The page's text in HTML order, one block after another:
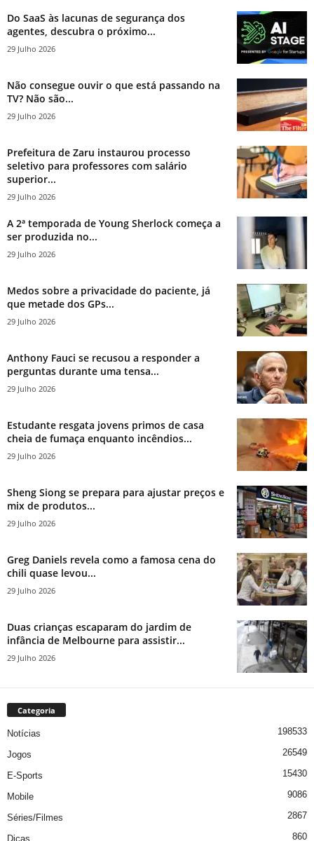
Do SaaS às lacunas de segurança dos
agentes, descubra o próximo...
29 Julho 2026
Não consegue ouvir o que está passando na
TV? Não são...
29 Julho 2026
Prefeitura de Zaru instaurou processo
seletivo para professores com salário
superior...
29 Julho 2026
A 2ª temporada de Young Sherlock começa a
ser produzida no...
29 Julho 2026
Medos sobre a privacidade do paciente, já
que metade dos GPs...
29 Julho 2026
Anthony Fauci se recusou a responder a
perguntas durante uma tensa...
29 Julho 2026
Estudante resgata jovens primos de casa
cheia de fumaça enquanto incêndios...
29 Julho 2026
Sheng Siong se prepara para ajustar preços e
mix de produtos...
29 Julho 2026
Greg Daniels revela como a famosa cena do
chili quase levou...
29 Julho 2026
Duas crianças escaparam do jardim de
infância de Melbourne para assistir...
29 Julho 2026
Categoria
Notícias 198533
Jogos 26549
E-Sports 15430
Mobile 9086
Séries/Filmes 2867
Dicas 860